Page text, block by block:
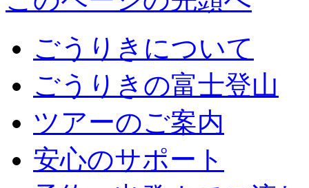
ごうりきについて
ごうりきの富士登山
ツアーのご案内
安心のサポート